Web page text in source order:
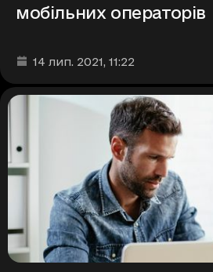
мобільних операторів
Дата та час публікації
14 лип. 2021, 11:22